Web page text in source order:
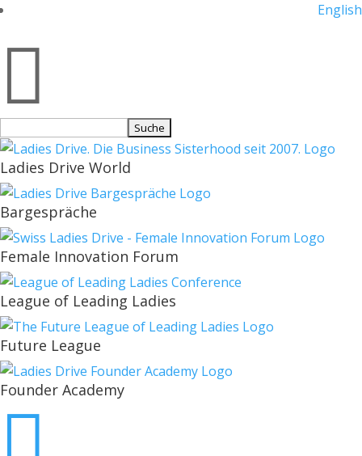
English

nach:
Ladies Drive World
Bargespräche
Female Innovation Forum
League of Leading Ladies
Future League
Founder Academy